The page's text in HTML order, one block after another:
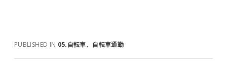
PUBLISHED IN 05.自転車、自転車通勤